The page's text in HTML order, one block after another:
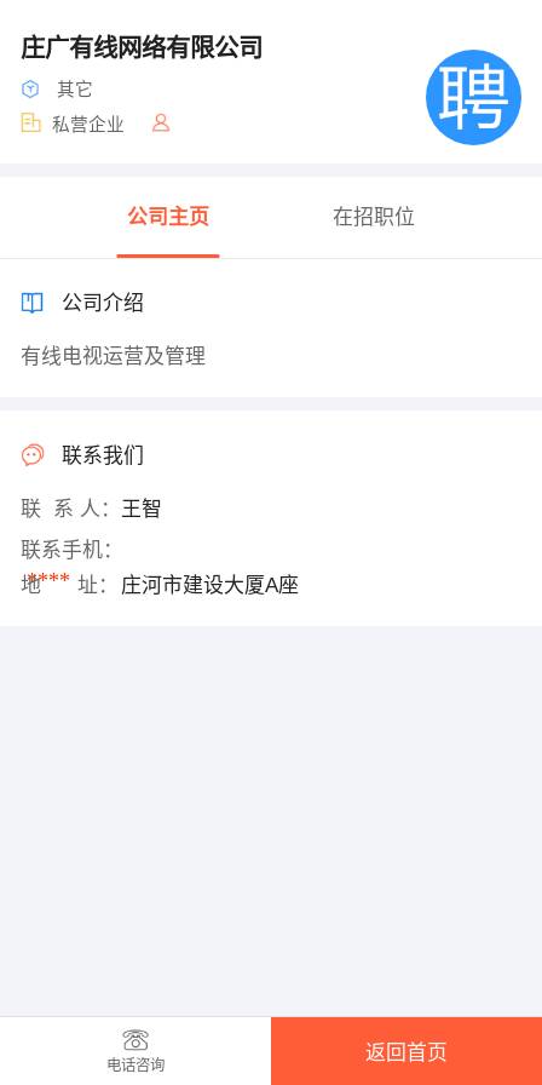
庄广有线网络有限公司
其它
私营企业
公司主页 在招职位
公司介绍
有线电视运营及管理
联系我们
联 系 人： 王智
联系手机：
****
地 址： 庄河市建设大厦A座
电话咨询
返回首页